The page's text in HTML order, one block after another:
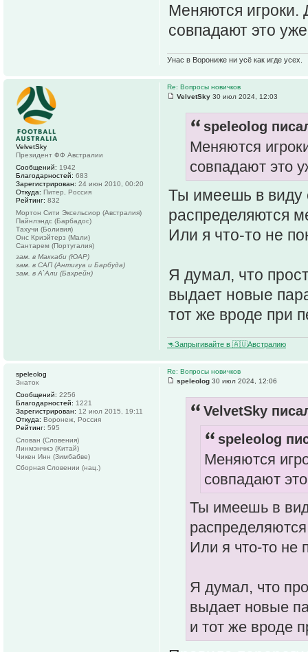
Меняются
совпадают это
Унас в Ворониже ни усё как игде усех.
Re: Вопросы новичков
VelvetSky 30 июл 2024, 12:03
speleolog
Меняются
совпадают это
Ты имеешь в виду
распределяются
Или я что-то не
Я думал, что
выдает новые
тот же вроде при
🦘Запрыгивайте в 🇦🇺Австралию
VelvetSky
Президент ФФ Австралии
Сообщений: 1942
Благодарностей: 683
Зарегистрирован: 24 июн 2010, 00:20
Откуда: Питер, Россия
Рейтинг: 832
Мортон Сити Эксельсиор (Австралия)
Пайнлэндс (Барбадос)
Тахучи (Боливия)
Онс Криэйтерз (Мали)
Сантарем (Португалия)
зам. в Маккаби (ЮАР)
зам. в САП (Антигуа и Барбуда)
зам. в А`Али (Бахрейн)
Re: Вопросы новичков
speleolog 30 июл 2024, 12:06
VelvetSky
speleolog
Меняются
совпадают
Ты имеешь в
Или я что-то не
Я думал, что
выдает новые
и тот же вроде
speleolog
Знаток
Сообщений: 2256
Благодарностей: 1221
Зарегистрирован: 12 июл 2015, 19:11
Откуда: Воронеж, Россия
Рейтинг: 595
Слован (Словения)
Линмэнчжэ (Китай)
Чикен Инн (Зимбабве)
Сборная Словении (нац.)